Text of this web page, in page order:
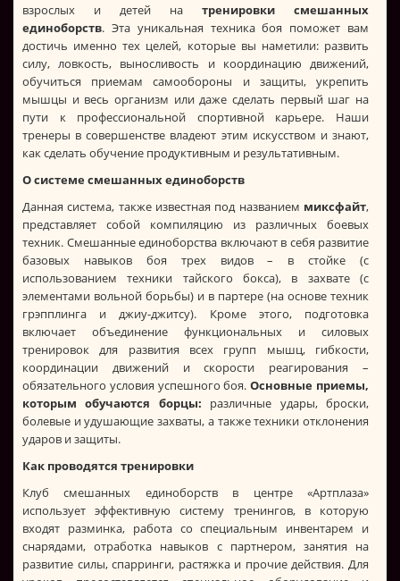
взрослых и детей на тренировки смешанных
единоборств. Эта уникальная техника боя поможет вам
достичь именно тех целей, которые вы наметили: развить
силу, ловкость, выносливость и координацию движений,
обучиться приемам самообороны и защиты, укрепить
мышцы и весь организм или даже сделать первый шаг на
пути к профессиональной спортивной карьере. Наши
тренеры в совершенстве владеют этим искусством и знают,
как сделать обучение продуктивным и результативным.
О системе смешанных единоборств
Данная система, также известная под названием миксфайт,
представляет собой компиляцию из различных боевых
техник. Смешанные единоборства включают в себя развитие
базовых навыков боя трех видов – в стойке (с
использованием техники тайского бокса), в захвате (с
элементами вольной борьбы) и в партере (на основе техник
грэпплинга и джиу-джитсу). Кроме этого, подготовка
включает объединение функциональных и силовых
тренировок для развития всех групп мышц, гибкости,
координации движений и скорости реагирования –
обязательного условия успешного боя.Основные приемы,
которым обучаются борцы: различные удары, броски,
болевые и удушающие захваты, а также техники отклонения
ударов и защиты.
Как проводятся тренировки
Клуб смешанных единоборств в центре «Артплаза»
использует эффективную систему тренингов, в которую
входят разминка, работа со специальным инвентарем и
снарядами, отработка навыков с партнером, занятия на
развитие силы, спарринги, растяжка и прочие действия. Для